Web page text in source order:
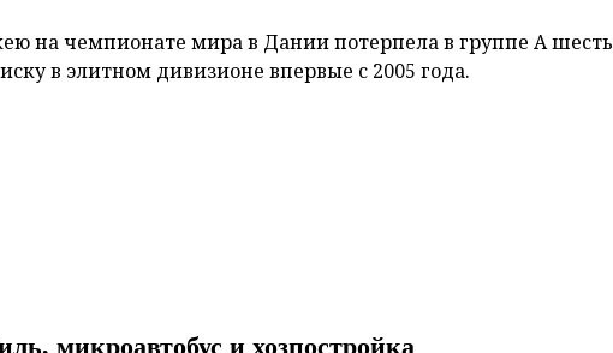
на чемпионате мира в Дании потерпела в группе А шесть
в элитном дивизионе впервые с 2005 года.
микроавтобус и хозпостройка